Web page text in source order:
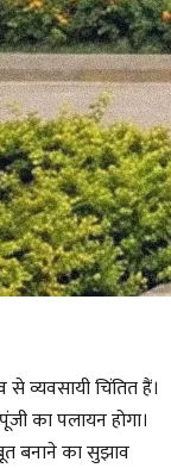
से व्यवसायी चिंतित हैं।
का पलायन होगा।
बनाने का सुझाव